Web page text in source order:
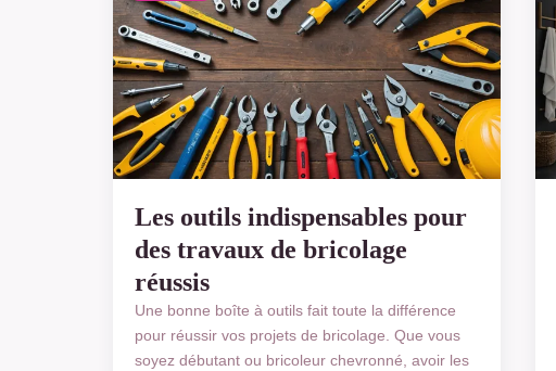
Les outils indispensables pour
des travaux de bricolage
réussis
Une bonne boîte à outils fait toute la différence
pour réussir vos projets de bricolage. Que vous
soyez débutant ou bricoleur chevronné, avoir les